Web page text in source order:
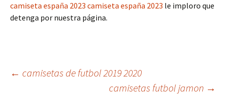
camiseta españa 2023 camiseta españa 2023 le imploro que
detenga por nuestra página.
Navegación
← camisetas de futbol 2019 2020
camisetas futbol jamon →